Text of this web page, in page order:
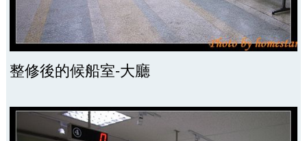
整修後的候船室-大廳